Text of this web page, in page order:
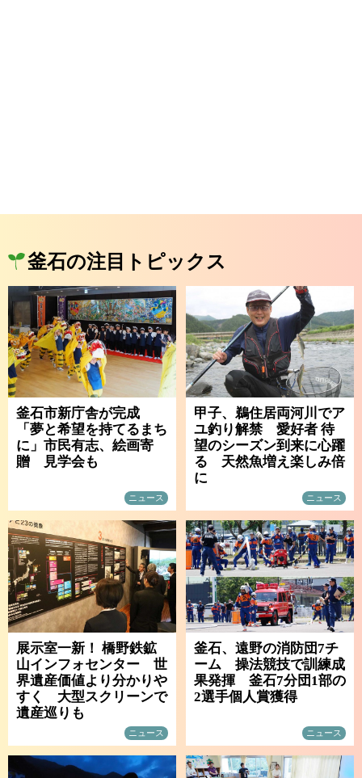
釜石の注目トピックス
釜石市新庁舎が完成
「夢と希望を持てるまち
に」市民有志、絵画寄
贈 見学会も
ニュース
甲子、鵜住居両河川でア
ユ釣り解禁 愛好者 待
望のシーズン到来に心躍
る 天然魚増え楽しみ倍
に
ニュース
展示室一新！ 橋野鉄鉱
山インフォセンター 世
界遺産価値より分かりや
すく 大型スクリーンで
遺産巡りも
ニュース
釜石、遠野の消防団7チ
ーム 操法競技で訓練成
果発揮 釜石7分団1部の
2選手個人賞獲得
ニュース